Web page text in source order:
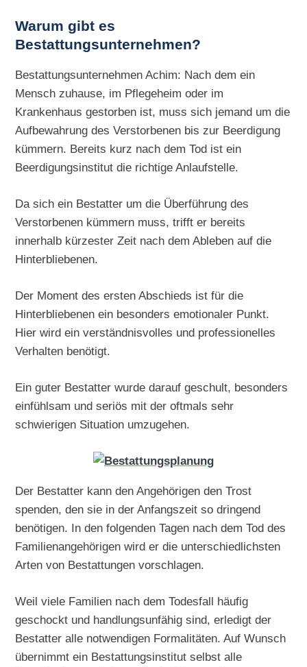
Warum gibt es
Bestattungsunternehmen?
Bestattungsunternehmen Achim: Nach dem ein
Mensch zuhause, im Pflegeheim oder im
Krankenhaus gestorben ist, muss sich jemand um die
Aufbewahrung des Verstorbenen bis zur Beerdigung
kümmern. Bereits kurz nach dem Tod ist ein
Beerdigungsinstitut die richtige Anlaufstelle.
Da sich ein Bestatter um die Überführung des
Verstorbenen kümmern muss, trifft er bereits
innerhalb kürzester Zeit nach dem Ableben auf die
Hinterbliebenen.
Der Moment des ersten Abschieds ist für die
Hinterbliebenen ein besonders emotionaler Punkt.
Hier wird ein verständnisvolles und professionelles
Verhalten benötigt.
Ein guter Bestatter wurde darauf geschult, besonders
einfühlsam und seriös mit der oftmals sehr
schwierigen Situation umzugehen.
Der Bestatter kann den Angehörigen den Trost
spenden, den sie in der Anfangszeit so dringend
benötigen. In den folgenden Tagen nach dem Tod des
Familienangehörigen wird er die unterschiedlichsten
Arten von Bestattungen vorschlagen.
Weil viele Familien nach dem Todesfall häufig
geschockt und handlungsunfähig sind, erledigt der
Bestatter alle notwendigen Formalitäten. Auf Wunsch
übernimmt ein Bestattungsinstitut selbst alle